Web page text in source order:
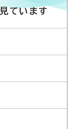
ています